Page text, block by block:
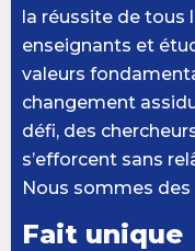
la réussite de tous
enseignants et
valeurs
changement
défi, des
s’efforcent sans
Nous sommes des
Fait unique